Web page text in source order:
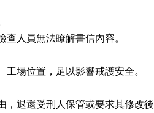
人員無法瞭解書信內容。
場位置，足以影響戒護安全。
，退還受刑人保管或要求其修改後